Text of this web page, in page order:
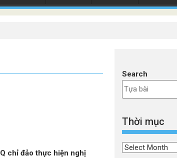
chỉ đảo thực hiện nghị
Search
Thời mục
Thời